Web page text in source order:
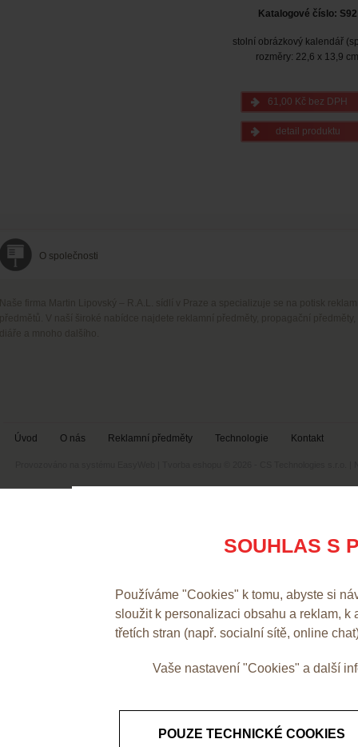
SOUHLAS S
Používáme "Cookies" k tomu, abyste si
sloužit k personalizaci obsahu a reklam,
třetích stran (např. socialní sítě, online
Vaše nastavení "Cookies" a další
POUZE TECHNICKÉ COOKIES
Katalogové číslo: S92
stolní obrázkový kalendář
rozměry: 22,6 x 13,9
61,00 Kč bez DPH
detail produktu
O společnosti
Úvod O nás Reklamní předměty Technologie Kontakt